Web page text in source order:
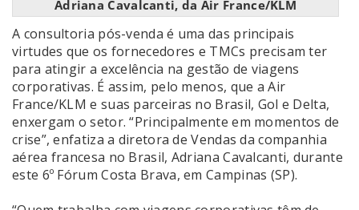
Adriana Cavalcanti, da Air France/KLM
A consultoria pós-venda é uma das principais
virtudes que os fornecedores e TMCs precisam ter
para atingir a excelência na gestão de viagens
corporativas. É assim, pelo menos, que a Air
France/KLM e suas parceiras no Brasil, Gol e Delta,
enxergam o setor. “Principalmente em momentos de
crise”, enfatiza a diretora de Vendas da companhia
aérea francesa no Brasil, Adriana Cavalcanti, durante
este 6º Fórum Costa Brava, em Campinas (SP).